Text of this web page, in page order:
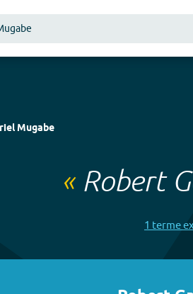
Mugabe
« Robert
1 terme